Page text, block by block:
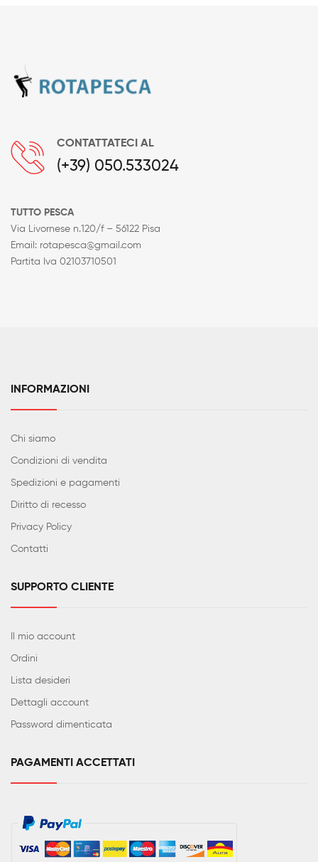
CONTATTATECI AL
(+39) 050.533024
TUTTO PESCA
Via Livornese n.120/f – 56122 Pisa
Email: rotapesca@gmail.com
Partita Iva 02103710501
INFORMAZIONI
Chi siamo
Condizioni di vendita
Spedizioni e pagamenti
Diritto di recesso
Privacy Policy
Contatti
SUPPORTO CLIENTE
Il mio account
Ordini
Lista desideri
Dettagli account
Password dimenticata
PAGAMENTI ACCETTATI